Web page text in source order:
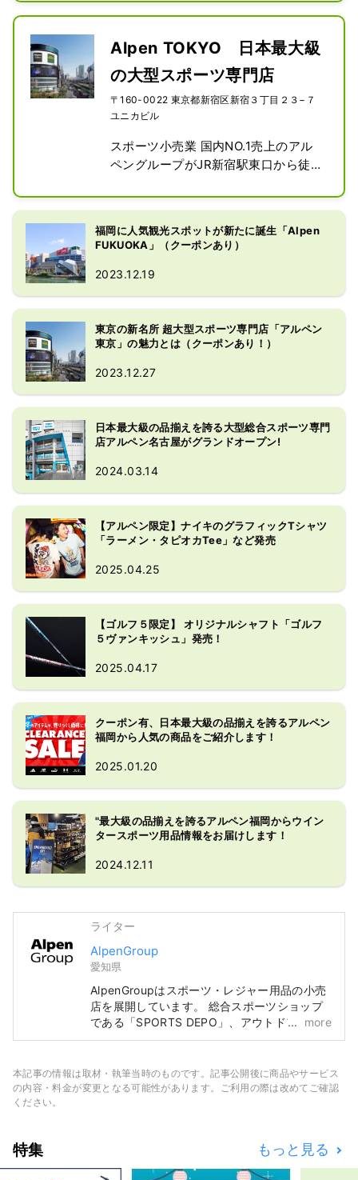
スポーツ大型専門店の「 Alpen
しました。
1階はゴルフ専門店であるゴルフ ５ フ
ラッグシップストア、 2 階 と 3 階一
部 エリアに総合スポーツ専門店の ス
ポーツデポフラッグシップストア、 3
アウトドアーズフラッグシップスト
ア」の 3 業態が入る九州エリア最大級
スポーツ各カテゴリーの充実した品揃
えや、アウトドアは合計280ブランド
以上、ゴルフは合計88ブランド以上の
ヨネックス、スノーピークス、ソト、
マジェスティ、ホンマなどの人気のジ
ています。
Alpen TOKYO 日本最大級
の大型スポーツ専門店
〒160-0022 東京都新宿区新宿３丁目２３−７
ユニカビル
スポーツ小売業 国内NO.1売上のアル
ペングループがJR新宿駅東口から徒歩
地下2階、地上8階の巨大フロアには総
ッグシップストア」、アウトドア大型
専門店「アルペンアウトドアーズフラ
ッグシップストア」ゴルフ専門店であ
の3業態が入る日本最大級の売場を展
開しています。
人気のジャパンブランドをはじめ,ナイ
キ、アディダス、ニューバランス、ザ
ネ、ホンマ、マジェステイなど,充実の
品揃え。
福岡に人気観光スポットが新たに誕生「Alpen
FUKUOKA」（クーポンあり）
2023.12.19
東京の新名所 超大型スポーツ専門店「アルペン
東京」の魅力とは（クーポンあり！）
2023.12.27
日本最大級の品揃えを誇る大型総合スポーツ専門
店アルペン名古屋がグランドオープン!
2024.03.14
【アルペン限定】ナイキのグラフィックTシャツ
「ラーメン・タピオカTee」など発売
2025.04.25
【ゴルフ５限定】 オリジナルシャフト「ゴルフ
５ヴァンキッシュ」発売！
2025.04.17
クーポン有、日本最大級の品揃えを誇るアルペン
福岡から人気の商品をご紹介します！
2025.01.20
"最大級の品揃えを誇るアルペン福岡からウイン
タースポーツ用品情報をお届けします！
2024.12.11
ライター
AlpenGroup
愛知県
AlpenGroupはスポーツ・レジャー用品の小売
店を展開しています。 総合スポーツショップ
である「SPORTS DEPO」、アウトドア専門
店である「Alpen Outdoors」、ゴルフ専門店
ーツブランドのスポーツ用品や、ファッション
性の高いアパレルやシューズを豊富に取りそろ
more
本記事の情報は取材・執筆当時のものです。記事公開後に商品やサービス
の内容・料金が変更となる可能性があります。ご利用の際は改めてご確認
ください。
特集 もっと見る